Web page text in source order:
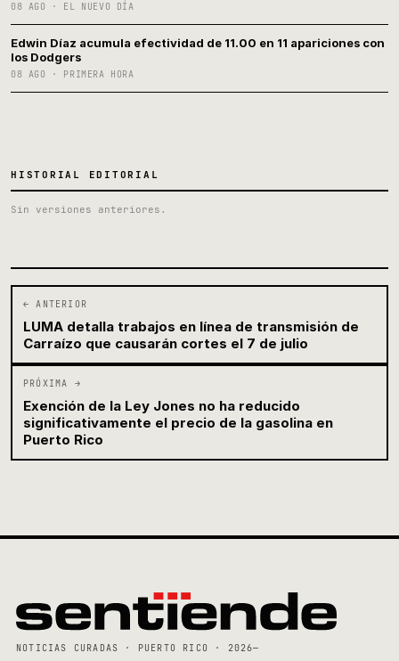
08 AGO · EL NUEVO DÍA
Edwin Díaz acumula efectividad de 11.00 en 11 apariciones con
los Dodgers
08 AGO · PRIMERA HORA
HISTORIAL EDITORIAL
Sin versiones anteriores.
← ANTERIOR
LUMA detalla trabajos en línea de transmisión de
Carraízo que causarán cortes el 7 de julio
PRÓXIMA →
Exención de la Ley Jones no ha reducido
significativamente el precio de la gasolina en
Puerto Rico
NOTICIAS CURADAS · PUERTO RICO · 2026—